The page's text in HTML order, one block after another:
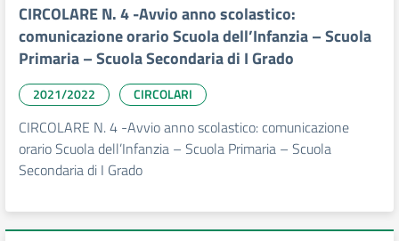
CIRCOLARE N. 4 -Avvio anno scolastico:
comunicazione orario Scuola dell’Infanzia – Scuola
Primaria – Scuola Secondaria di I Grado
2021/2022 CIRCOLARI
CIRCOLARE N. 4 -Avvio anno scolastico: comunicazione
orario Scuola dell’Infanzia – Scuola Primaria – Scuola
Secondaria di I Grado